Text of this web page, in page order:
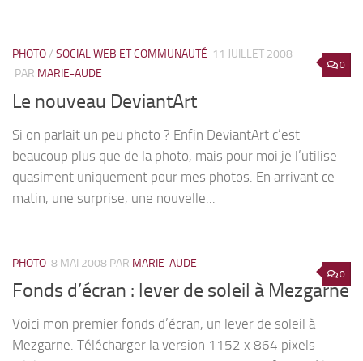
0
PHOTO/ SOCIAL WEB ET COMMUNAUTÉ 11 JUILLET 2008
PAR MARIE-AUDE
Le nouveau DeviantArt
Si on parlait un peu photo ? Enfin DeviantArt c’est
beaucoup plus que de la photo, mais pour moi je l’utilise
quasiment uniquement pour mes photos. En arrivant ce
matin, une surprise, une nouvelle...
0
PHOTO 8 MAI 2008 PAR MARIE-AUDE
Fonds d’écran : lever de soleil à Mezgarne
Voici mon premier fonds d’écran, un lever de soleil à
Mezgarne. Télécharger la version 1152 x 864 pixels